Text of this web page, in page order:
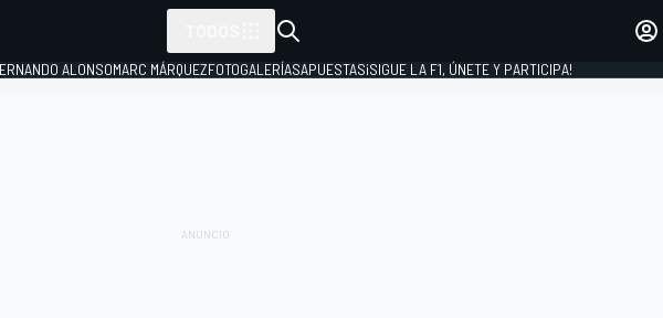
ALONSOMARC MÁRQUEZFOTOGALERÍASAPUESTAS¡SIGUE LA F1, ÚNETE Y PARTICIPA!